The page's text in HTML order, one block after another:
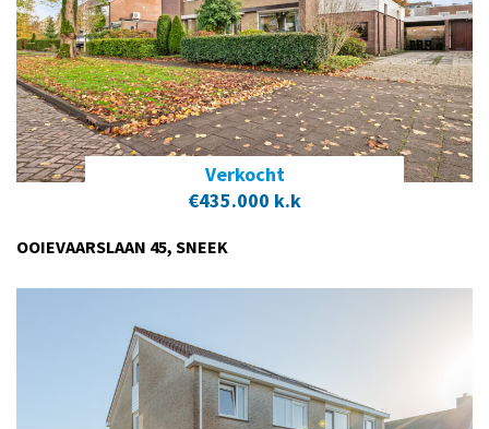
Verkocht
€435.000 k.k
OOIEVAARSLAAN 45, SNEEK